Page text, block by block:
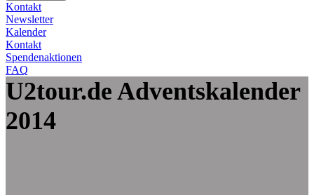
Kontakt
Newsletter
Kalender
Kontakt
Spendenaktionen
FAQ
Zum Hauptinhalt springen
U2tour.de Adventskalender
2014